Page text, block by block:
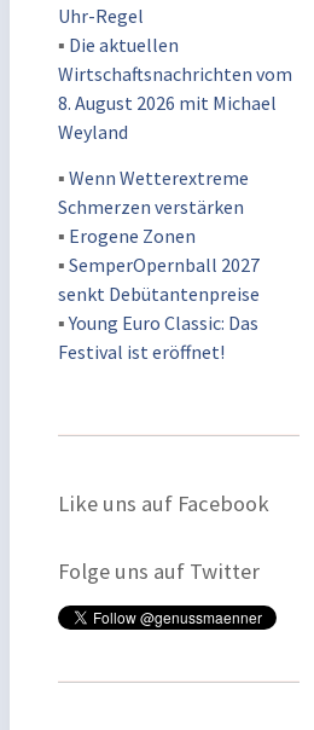
Uhr-Regel
▪ Die aktuellen
Wirtschaftsnachrichten vom
8. August 2026 mit Michael
Weyland
▪ Wenn Wetterextreme
Schmerzen verstärken
▪ Erogene Zonen
▪ SemperOpernball 2027
senkt Debütantenpreise
▪Young Euro Classic: Das
Festival ist eröffnet!
Like uns auf Facebook
Folge uns auf Twitter